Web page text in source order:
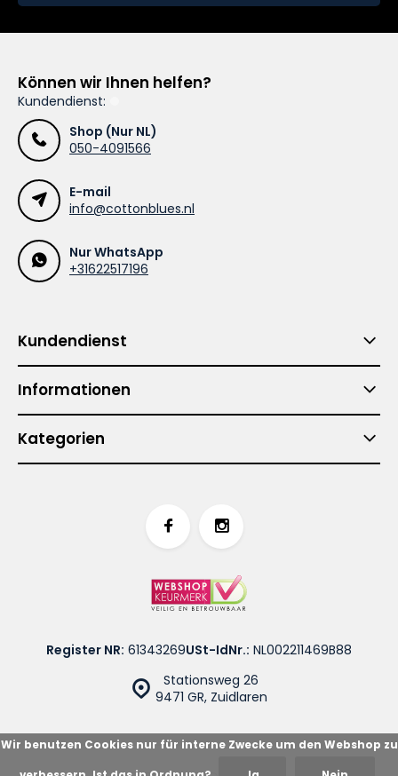
Können wir Ihnen helfen?
Kundendienst:
Shop (Nur NL)
050-4091566
E-mail
info@cottonblues.nl
Nur WhatsApp
+31622517196
Kundendienst
Informationen
Kategorien
Stationsweg 26
9471 GR, Zuidlaren
Register NR: 61343269USt-IdNr.: NL002211469B88
Wir benutzen Cookies nur für interne Zwecke um den Webshop zu